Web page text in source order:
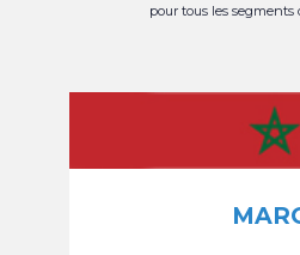
pour tous les segments